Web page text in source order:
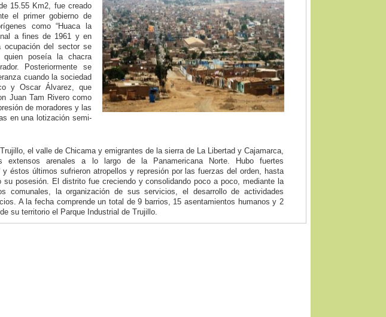
15.55 Km2, fue creado
el primer gobierno de
como “Huaca la
a fines de 1961 y en
ocupación del sector se
quien poseía la chacra
Posteriormente se
cuando la sociedad
y Oscar Álvarez, que
Juan Tam Rivero como
de moradores y las
en una lotización semi-
el valle de Chicama y emigrantes de la sierra de La Libertad y Cajamarca,
extensos arenales a lo largo de la Panamericana Norte. Hubo fuertes
y éstos últimos sufrieron atropellos y represión por las fuerzas del orden, hasta
posesión. El distrito fue creciendo y consolidando poco a poco, mediante la
comunales, la organización de sus servicios, el desarrollo de actividades
A la fecha comprende un total de 9 barrios, 15 asentamientos humanos y 2
su territorio el Parque Industrial de Trujillo.